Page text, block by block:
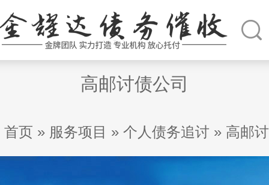
高邮讨债公司
首页 » 服务项目 » 个人债务追讨 » 高邮